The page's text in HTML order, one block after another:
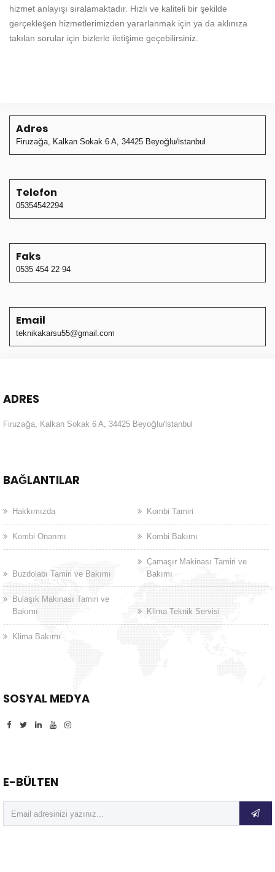
hizmet anlayışı sıralamaktadır. Hızlı ve kaliteli bir şekilde
gerçekleşen hizmetlerimizden yararlanmak için ya da aklınıza
takılan sorular için bizlerle iletişime geçebilirsiniz.
Adres
Firuzağa, Kalkan Sokak 6 A, 34425 Beyoğlu/İstanbul
Telefon
05354542294
Faks
0535 454 22 94
Email
teknikakarsu55@gmail.com
ADRES
Firuzağa, Kalkan Sokak 6 A, 34425 Beyoğlu/İstanbul
BAĞLANTILAR
Hakkımızda Kombi Tamiri
Kombi Onarımı Kombi Bakımı
Buzdolabı Tamiri ve Bakımı
Çamaşır Makinası Tamiri ve
Bakımı
Bulaşık Makinası Tamiri ve
Bakımı
Klima Teknik Servisi
Klima Bakımı
SOSYAL MEDYA
E-BÜLTEN